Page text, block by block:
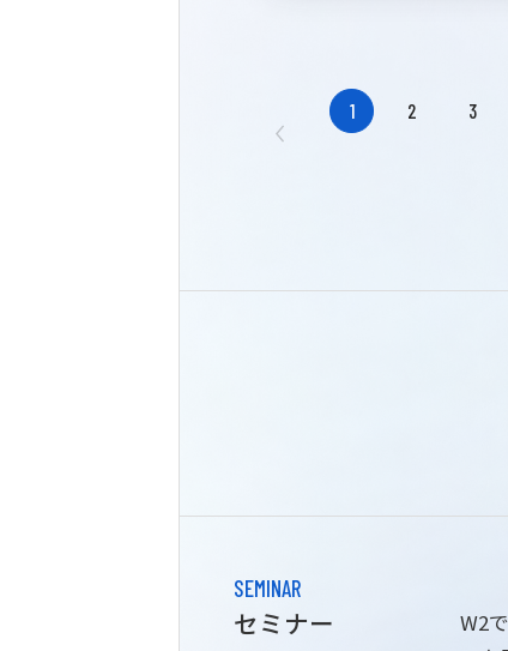
1 2 3
SEMINAR
セミナー
W2